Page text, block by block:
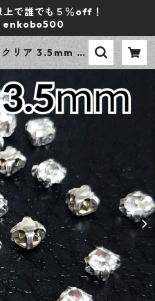
で誰でも５％off！
enkobo500
クリア 3.5mm シ
い付け 貼り付け
コパーツ アクセ
工房】 | ｅｎ工